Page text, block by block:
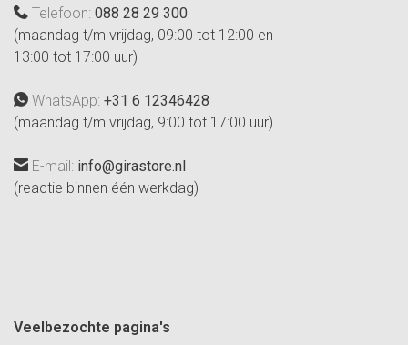
Telefoon: 088 28 29 300
(maandag t/m vrijdag, 09:00 tot 12:00 en
13:00 tot 17:00 uur)
WhatsApp: +31 6 12346428
(maandag t/m vrijdag, 9:00 tot 17:00 uur)
E-mail: info@girastore.nl
(reactie binnen één werkdag)
Veelbezochte pagina's